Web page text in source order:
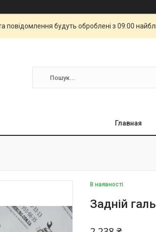
повідомлення будуть оброблені з 09:00
Главная
В наявності
Задній